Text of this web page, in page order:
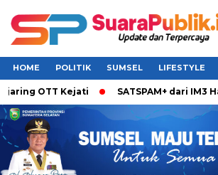
HOME POLITIK SUMSEL LIFESTYLE
OTT Kejati SATSPAM+ dari IM3